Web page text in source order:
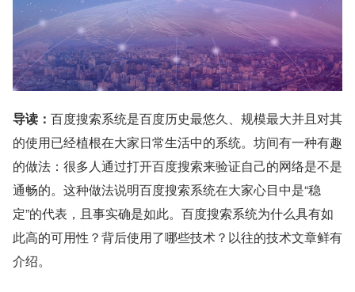
导读： 百度搜索系统是百度历史最悠久、规模最大并且对其
的使用已经植根在大家日常生活中的系统。坊间有一种有趣
的做法：很多人通过打开百度搜索来验证自己的网络是不是
通畅的。这种做法说明百度搜索系统在大家心目中是“稳
定”的代表，且事实确是如此。百度搜索系统为什么具有如
此高的可用性？背后使用了哪些技术？以往的技术文章鲜有
介绍。